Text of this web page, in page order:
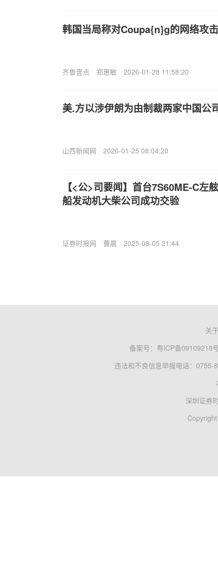
韩国当局称对Coupa{n}g的网络攻
齐鲁壹点 郑惠敏 2026-01-28 11:58:20
美.方以涉伊朗为由制裁两家中国公
山西新闻网 2026-01-25 08:04:20
【<公>司要闻】首台7S60ME-C左
船发动机大柴公司成功交验
证券时报网 曹晨 2025-08-05 21:44
关
备案号： 粤ICP备09109218
违法和不良信息举报电话：0755-
深圳证券